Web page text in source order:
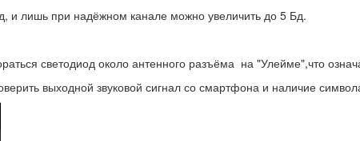
и лишь при надёжном канале можно увеличить до 5 Бд.
светодиод около антенного разъёма на "Улейме",что
выходной звуковой сигнал со смартфона и наличие